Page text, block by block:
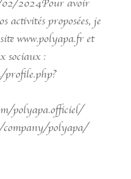
activités proposées, je
www.polyapa.fr et
sociaux :
profile.php?
polyapa.officiel/
company/polyapa/